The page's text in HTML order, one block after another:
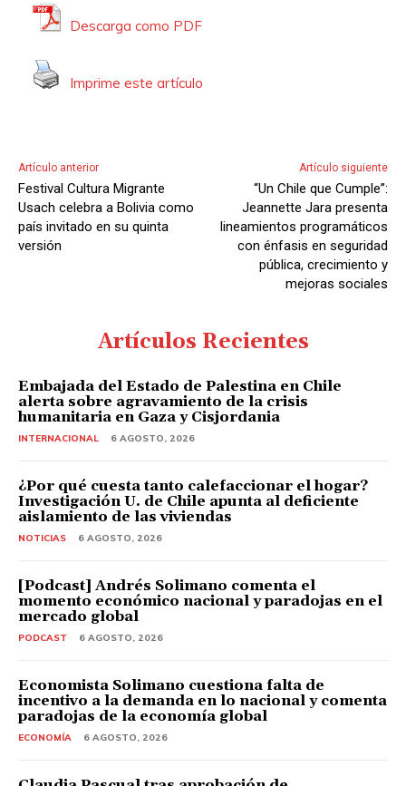
Descarga como PDF
Imprime este artículo
Artículo anterior
Festival Cultura Migrante
Usach celebra a Bolivia como
país invitado en su quinta
versión
Artículo siguiente
“Un Chile que Cumple”:
Jeannette Jara presenta
lineamientos programáticos
con énfasis en seguridad
pública, crecimiento y
mejoras sociales
Artículos Recientes
Embajada del Estado de Palestina en Chile
alerta sobre agravamiento de la crisis
humanitaria en Gaza y Cisjordania
INTERNACIONAL 6 AGOSTO, 2026
¿Por qué cuesta tanto calefaccionar el hogar?
Investigación U. de Chile apunta al deficiente
aislamiento de las viviendas
NOTICIAS 6 AGOSTO, 2026
[Podcast] Andrés Solimano comenta el
momento económico nacional y paradojas en el
mercado global
PODCAST 6 AGOSTO, 2026
Economista Solimano cuestiona falta de
incentivo a la demanda en lo nacional y comenta
paradojas de la economía global
ECONOMÍA 6 AGOSTO, 2026